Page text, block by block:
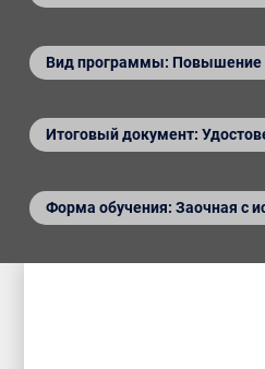
Вид программы: Повышение
Итоговый документ:
Форма обучения: Заочная с